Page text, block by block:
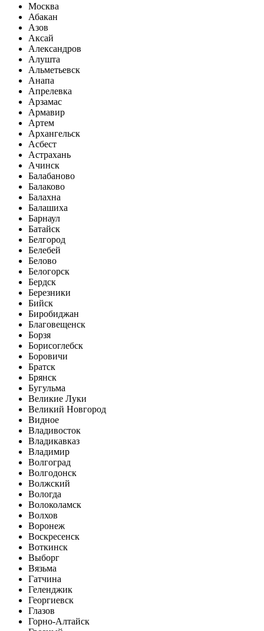
Москва
Абакан
Азов
Аксай
Александров
Алушта
Альметьевск
Анапа
Апрелевка
Арзамас
Армавир
Артем
Архангельск
Асбест
Астрахань
Ачинск
Балабаново
Балаково
Балахна
Балашиха
Барнаул
Батайск
Белгород
Белебей
Белово
Белогорск
Бердск
Березники
Бийск
Биробиджан
Благовещенск
Борзя
Борисоглебск
Боровичи
Братск
Брянск
Бугульма
Великие Луки
Великий Новгород
Видное
Владивосток
Владикавказ
Владимир
Волгоград
Волгодонск
Волжский
Вологда
Волоколамск
Волхов
Воронеж
Воскресенск
Воткинск
Выборг
Вязьма
Гатчина
Геленджик
Георгиевск
Глазов
Горно-Алтайск